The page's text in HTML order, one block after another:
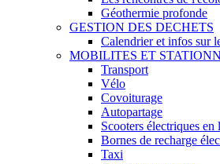
Géothermie profonde
GESTION DES DECHETS
Calendrier et infos sur
MOBILITES ET
Transport
Vélo
Covoiturage
Autopartage
Scooters électriques en
Bornes de recharge
Taxi